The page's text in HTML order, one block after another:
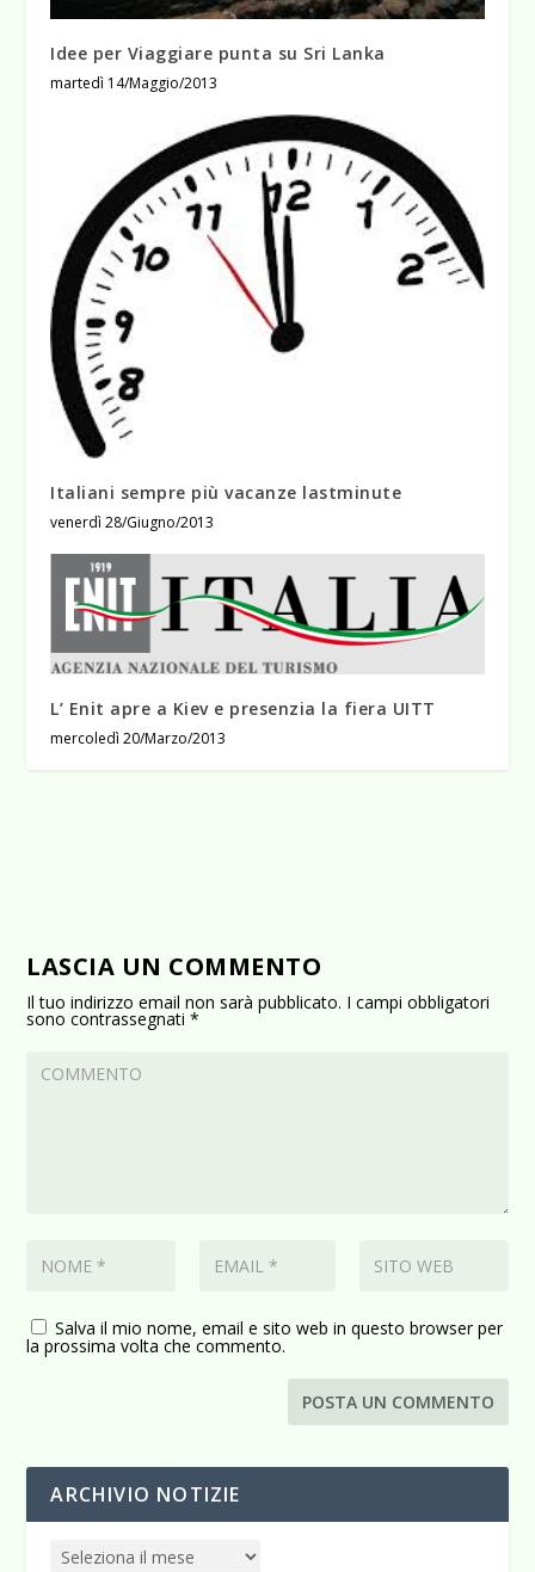
Idee per Viaggiare punta su Sri Lanka
martedì 14/Maggio/2013
Italiani sempre più vacanze lastminute
venerdì 28/Giugno/2013
L’ Enit apre a Kiev e presenzia la fiera UITT
mercoledì 20/Marzo/2013
LASCIA UN COMMENTO
Il tuo indirizzo email non sarà pubblicato. I campi obbligatori
sono contrassegnati*
Salva il mio nome, email e sito web in questo browser per
la prossima volta che commento.
ARCHIVIO NOTIZIE